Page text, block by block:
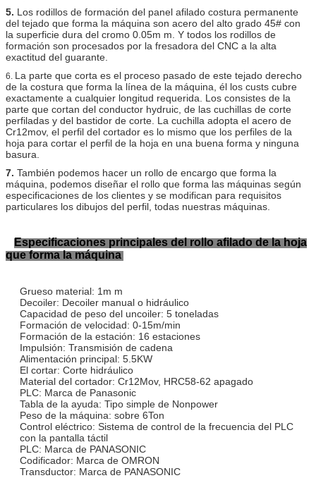
5. Los rodillos de formación del panel afilado costura permanente
del tejado que forma la máquina son acero del alto grado 45# con
la superficie dura del cromo 0.05m m. Y todos los rodillos de
formación son procesados por la fresadora del CNC a la alta
exactitud del guarante.
6. La parte que corta es el proceso pasado de este tejado derecho
de la costura que forma la línea de la máquina, él los custs cubre
exactamente a cualquier longitud requerida. Los consistes de la
parte que cortan del conductor hydruic, de las cuchillas de corte
perfiladas y del bastidor de corte. La cuchilla adopta el acero de
Cr12mov, el perfil del cortador es lo mismo que los perfiles de la
hoja para cortar el perfil de la hoja en una buena forma y ninguna
basura.
7. También podemos hacer un rollo de encargo que forma la
máquina, podemos diseñar el rollo que forma las máquinas según
especificaciones de los clientes y se modifican para requisitos
particulares los dibujos del perfil, todas nuestras máquinas.
Especificaciones principales del rollo afilado de la hoja
que forma la máquina
Grueso material: 1m m
Decoiler: Decoiler manual o hidráulico
Capacidad de peso del uncoiler: 5 toneladas
Formación de velocidad: 0-15m/min
Formación de la estación: 16 estaciones
Impulsión: Transmisión de cadena
Alimentación principal: 5.5KW
El cortar: Corte hidráulico
Material del cortador: Cr12Mov, HRC58-62 apagado
PLC: Marca de Panasonic
Tabla de la ayuda: Tipo simple de Nonpower
Peso de la máquina: sobre 6Ton
Control eléctrico: Sistema de control de la frecuencia del PLC
con la pantalla táctil
PLC: Marca de PANASONIC
Codificador: Marca de OMRON
Transductor: Marca de PANASONIC